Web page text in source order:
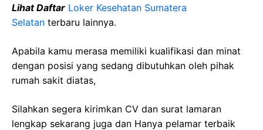
Lihat Daftar Loker Kesehatan Sumatera
Selatan terbaru lainnya.
Apabila kamu merasa memiliki kualifikasi dan minat
dengan posisi yang sedang dibutuhkan oleh pihak
rumah sakit diatas,
Silahkan segera kirimkan CV dan surat lamaran
lengkap sekarang juga dan Hanya pelamar terbaik